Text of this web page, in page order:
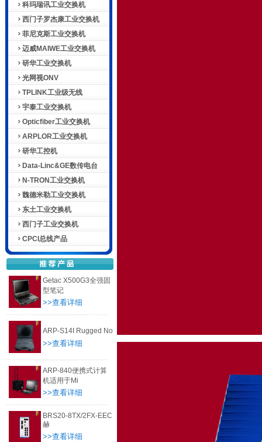
科玛瑞讯工业交换机
西门子罗杰康工业交换机
菲尼克斯工业交换机
迈威MAIWE工业交换机
研华工业交换机
光网视ONV
TPLINK工业级无线
宇泰工业交换机
Opticfiber工业交换机
ARPLOR工业交换机
研华工控机
Data-Linc&GE数传电台
N-TRON工业交换机
魏德米勒工业交换机
东土工业交换机
西门子工业交换机
CPCI总线产品
Getac X500G3全强固
型笔记
>>查看详细
ARP-S14I Rugged No
>>查看详细
ARP-840便携式计算
机适用于Mi
>>查看详细
BRS20-8TX/2FX-EEC
赫
>>查看详细